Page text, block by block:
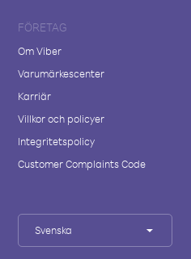
FÖRETAG
Om Viber
Varumärkescenter
Karriär
Villkor och policyer
Integritetspolicy
Customer Complaints Code
Svenska